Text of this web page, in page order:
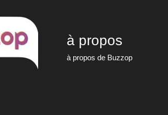
à propos
à propos de Buzzop